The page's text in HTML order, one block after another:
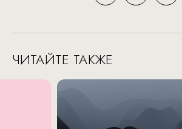
ЧИТАЙТЕ ТАКЖЕ